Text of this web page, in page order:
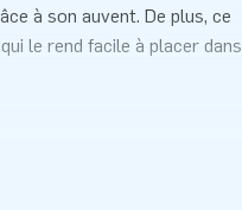
à son auvent. De plus, ce
le rend facile à placer dans
le thème bandes